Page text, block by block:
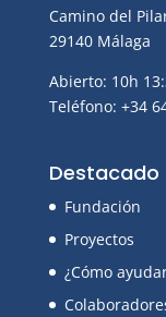
Camino del
29140 Málaga
Abierto: 10h
Teléfono: +34
Destacado
Fundación
Proyectos
¿Cómo